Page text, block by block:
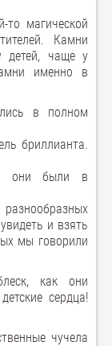
то магической
Камни
детей, чаще у
именно в
в полном
бриллианта.
они были в
и взять
мы говорили
как они
сердца!
чучела